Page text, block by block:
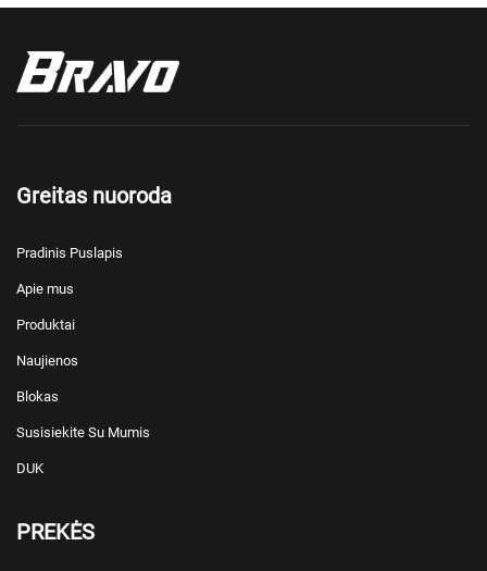
Greitas nuoroda
Pradinis Puslapis
Apie mus
Produktai
Naujienos
Blokas
Susisiekite Su Mumis
DUK
PREKĖS